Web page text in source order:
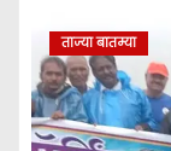
ताज्या बातम्या